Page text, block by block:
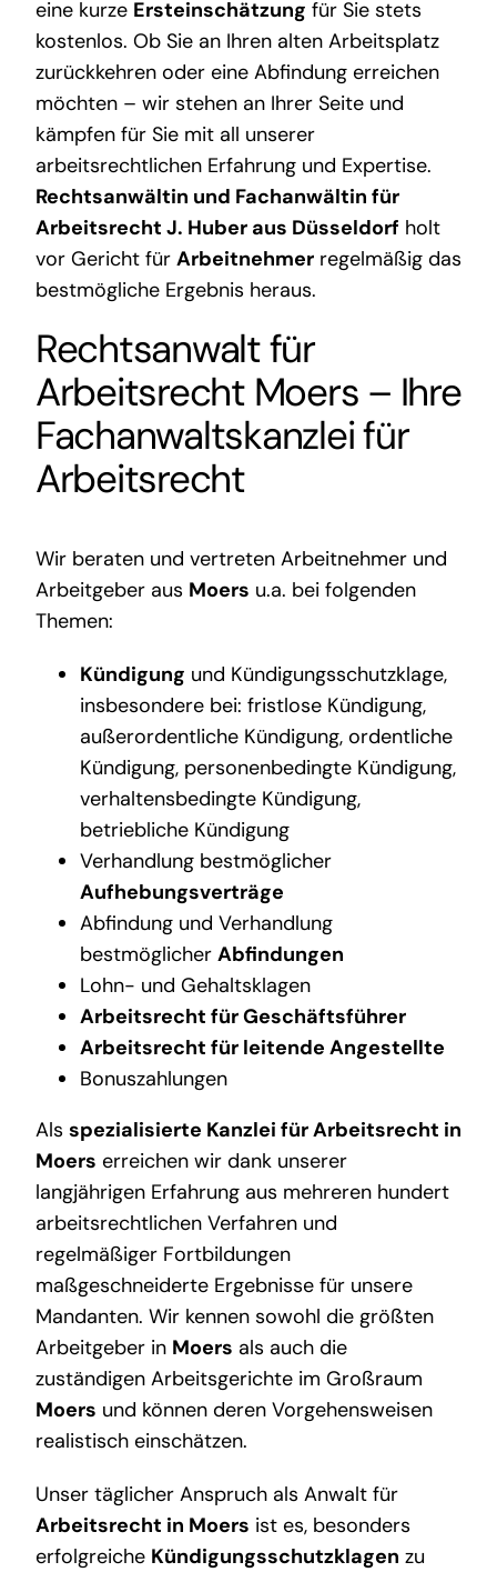
eine kurze Ersteinschätzung für Sie stets
kostenlos. Ob Sie an Ihren alten Arbeitsplatz
zurückkehren oder eine Abfindung erreichen
möchten – wir stehen an Ihrer Seite und
kämpfen für Sie mit all unserer
arbeitsrechtlichen Erfahrung und Expertise.
Rechtsanwältin und Fachanwältin für
Arbeitsrecht J. Huber aus Düsseldorf holt
vor Gericht für Arbeitnehmerregelmäßig das
bestmögliche Ergebnis heraus.
Rechtsanwalt für
Arbeitsrecht Moers – Ihre
Fachanwaltskanzlei für
Arbeitsrecht
Wir beraten und vertreten Arbeitnehmer und
Arbeitgeber aus Moers u.a. bei folgenden
Themen:
Kündigung und Kündigungsschutzklage,
insbesondere bei: fristlose Kündigung,
außerordentliche Kündigung, ordentliche
Kündigung, personenbedingte Kündigung,
verhaltensbedingte Kündigung,
betriebliche Kündigung
Verhandlung bestmöglicher
Aufhebungsverträge
Abfindung und Verhandlung
bestmöglicher Abfindungen
Lohn- und Gehaltsklagen
Arbeitsrecht für Geschäftsführer
Arbeitsrecht für leitende Angestellte
Bonuszahlungen
Als spezialisierte Kanzlei für Arbeitsrecht in
Moers erreichen wir dank unserer
langjährigen Erfahrung aus mehreren hundert
arbeitsrechtlichen Verfahren und
regelmäßiger Fortbildungen
maßgeschneiderte Ergebnisse für unsere
Mandanten. Wir kennen sowohl die größten
Arbeitgeber in Moers als auch die
zuständigen Arbeitsgerichte im Großraum
Moers und können deren Vorgehensweisen
realistisch einschätzen.
Unser täglicher Anspruch als Anwalt für
Arbeitsrecht in Moers ist es, besonders
erfolgreiche Kündigungsschutzklagen zu